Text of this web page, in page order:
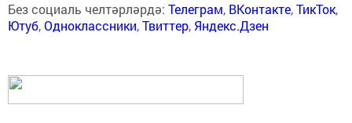
Без социаль челтәрләрдә: Телеграм, ВКонтакте,ТикТок,
Ютуб,Одноклассники,Твиттер, Яндекс.Дзен